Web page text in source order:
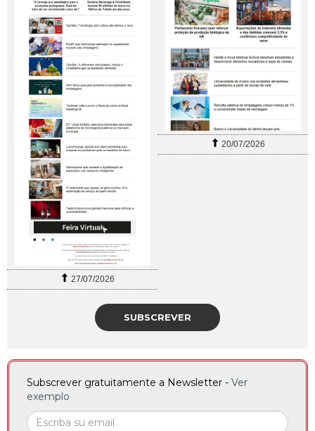
27/07/2026
20/07/2026
SUBSCREVER
Subscrever gratuitamente a Newsletter - Ver
exemplo